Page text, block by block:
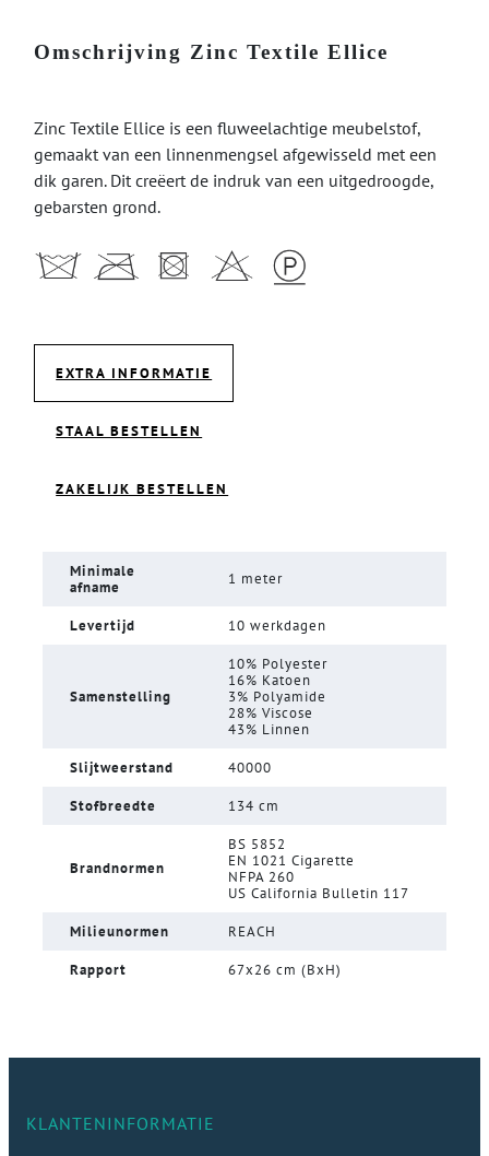
Omschrijving Zinc Textile Ellice
Zinc Textile Ellice is een fluweelachtige meubelstof,
gemaakt van een linnenmengsel afgewisseld met een
dik garen. Dit creëert de indruk van een uitgedroogde,
gebarsten grond.
EXTRA INFORMATIE
STAAL BESTELLEN
ZAKELIJK BESTELLEN
Minimale
afname
1 meter
Levertijd 10 werkdagen
Samenstelling
10% Polyester
16% Katoen
3% Polyamide
28% Viscose
43% Linnen
Slijtweerstand 40000
Stofbreedte 134 cm
Brandnormen
BS 5852
EN 1021 Cigarette
NFPA 260
US California Bulletin 117
Milieunormen REACH
Rapport 67x26 cm (BxH)
KLANTENINFORMATIE